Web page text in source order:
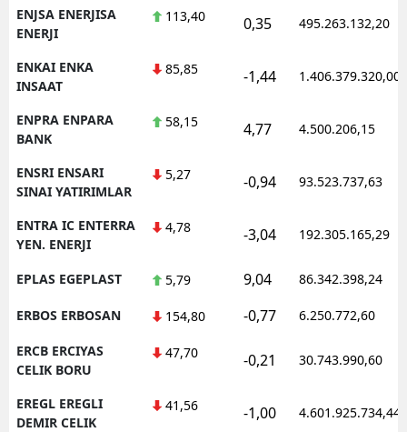
ENJSA ENERJISA
ENERJI
113,40 0,35 495.263.132,20
ENKAI ENKA
INSAAT
85,85 -1,44 1.406.379.320,00
ENPRA ENPARA
BANK
58,15 4,77 4.500.206,15
ENSRI ENSARI
SINAI YATIRIMLAR
5,27 -0,94 93.523.737,63
ENTRA IC ENTERRA
YEN. ENERJI
4,78 -3,04 192.305.165,29
EPLAS EGEPLAST 5,79 9,04 86.342.398,24
ERBOS ERBOSAN 154,80 -0,77 6.250.772,60
ERCB ERCIYAS
CELIK BORU
47,70 -0,21 30.743.990,60
EREGL EREGLI
DEMIR CELIK
41,56 -1,00 4.601.925.734,44